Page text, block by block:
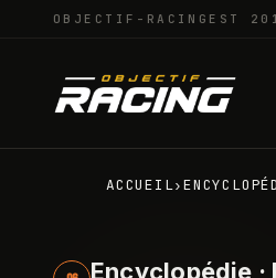
OBJECTIF-RACING EST
ACCUEIL›
Encyclopédie